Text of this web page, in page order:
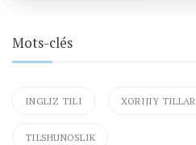
Mots-clés
INGLIZ TILI XORIJIY TILLAR
TILSHUNOSLIK